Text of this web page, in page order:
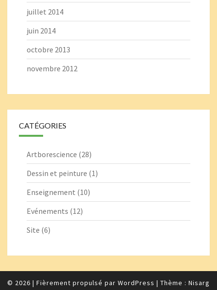
juillet 2014
juin 2014
octobre 2013
novembre 2012
CATÉGORIES
Artborescience (28)
Dessin et peinture (1)
Enseignement (10)
Evénements (12)
Site (6)
© 2026 | Fièrement propulsé par WordPress | Thème : Nisarg